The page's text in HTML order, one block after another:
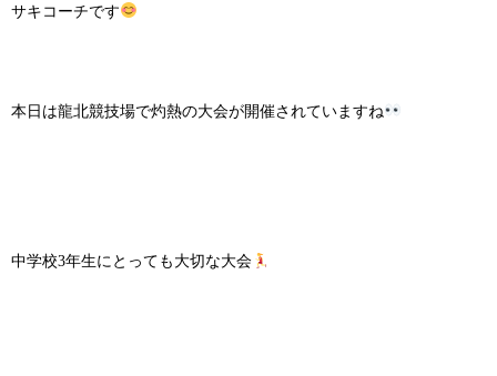
サキコーチです
本日は龍北競技場で灼熱の大会が開催されていますね
中学校3年生にとっても大切な大会